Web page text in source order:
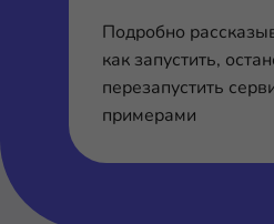
Подробно
как запустить,
перезапустить
примерами